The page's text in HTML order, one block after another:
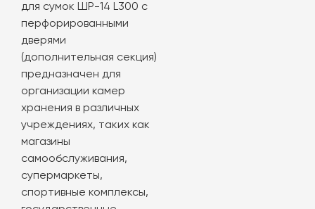
для сумок ШР-14 L300 с
перфорированными
дверями
(дополнительная секция)
предназначен для
организации камер
хранения в различных
учреждениях, таких как
магазины
самообслуживания,
супермаркеты,
спортивные комплексы,